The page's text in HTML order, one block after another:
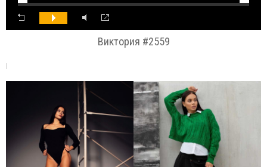
Виктория #2559